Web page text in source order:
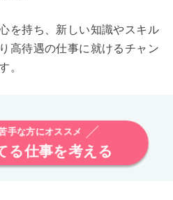
を持ち、新しい知識やスキル
高待遇の仕事に就けるチャン
。
手な方にオススメ
る仕事を考える